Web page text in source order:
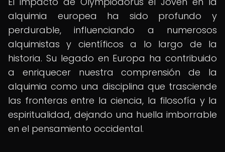
alquimia europea ha sido profundo y
perdurable, influenciando a numerosos
alquimistas y científicos a lo largo de la
historia. Su legado en Europa ha contribuido
a enriquecer nuestra comprensión de la
alquimia como una disciplina que trasciende
las fronteras entre la ciencia, la filosofía y la
espiritualidad, dejando una huella imborrable
en el pensamiento occidental.